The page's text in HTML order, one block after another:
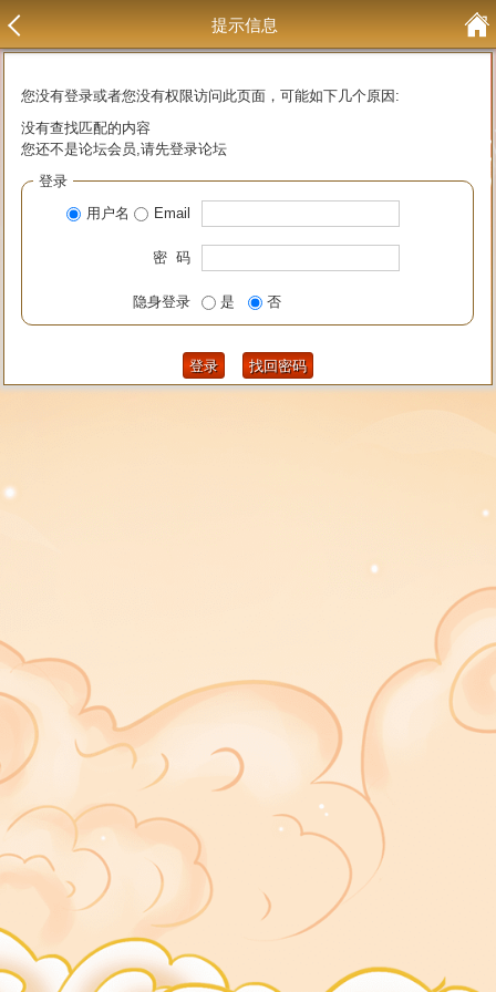
提示信息
您没有登录或者您没有权限访问此页面，可能如下几个原因:
没有查找匹配的内容
您还不是论坛会员,请先登录论坛
登录
用户名
Email
密 码
隐身登录 是 否